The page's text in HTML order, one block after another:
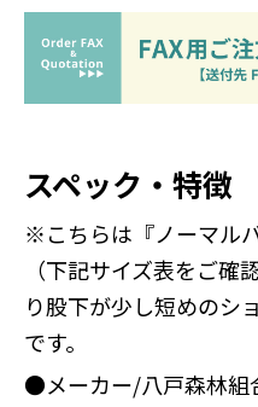
スペック・特徴
※こちらは『ノーマル
（下記サイズ表をご確
り股下が少し短めのシ
です。
●メーカー/八戸森林組